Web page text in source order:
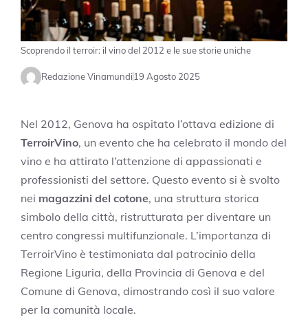
Scoprendo il terroir: il vino del 2012 e le sue storie uniche
Redazione Vinamundi19 Agosto 2025
Nel 2012, Genova ha ospitato l’ottava edizione di
TerroirVino, un evento che ha celebrato il mondo del
vino e ha attirato l’attenzione di appassionati e
professionisti del settore. Questo evento si è svolto
nei magazzini del cotone, una struttura storica
simbolo della città, ristrutturata per diventare un
centro congressi multifunzionale. L’importanza di
TerroirVino è testimoniata dal patrocinio della
Regione Liguria, della Provincia di Genova e del
Comune di Genova, dimostrando così il suo valore
per la comunità locale.